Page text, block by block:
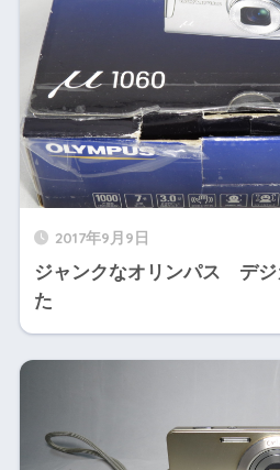
2017年9月9日
ジャンクなオリンパス デジ
た